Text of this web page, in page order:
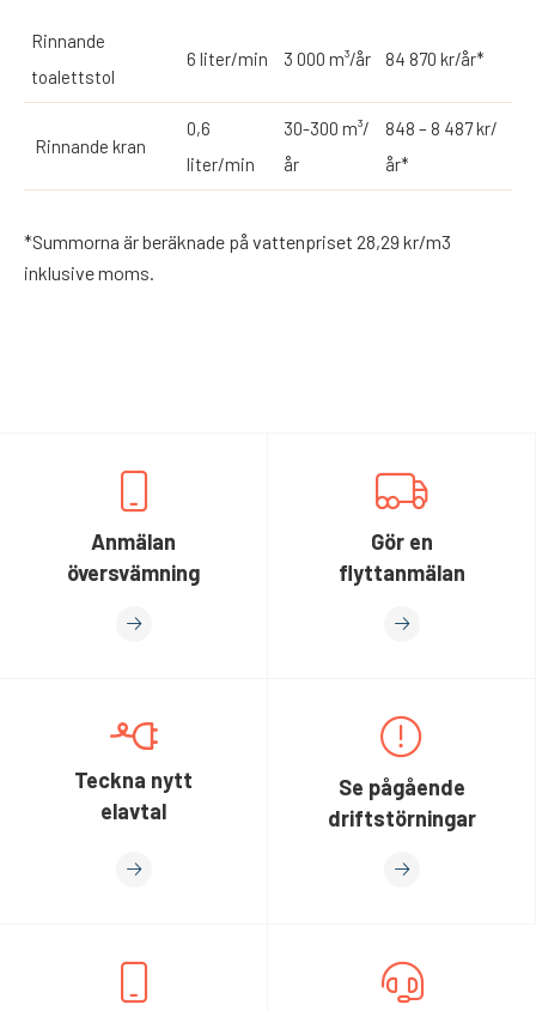
Rinnande
toalettstol
6 liter/min 3 000 m³/år 84 870 kr/år*
Rinnande kran
0,6
liter/min
30-300 m³/
år
848 – 8 487 kr/
år*
*Summorna är beräknade på vattenpriset 28,29 kr/m3
inklusive moms.
Anmälan
översvämning
Gör en
flyttanmälan
Teckna nytt
elavtal
Se pågående
driftstörningar